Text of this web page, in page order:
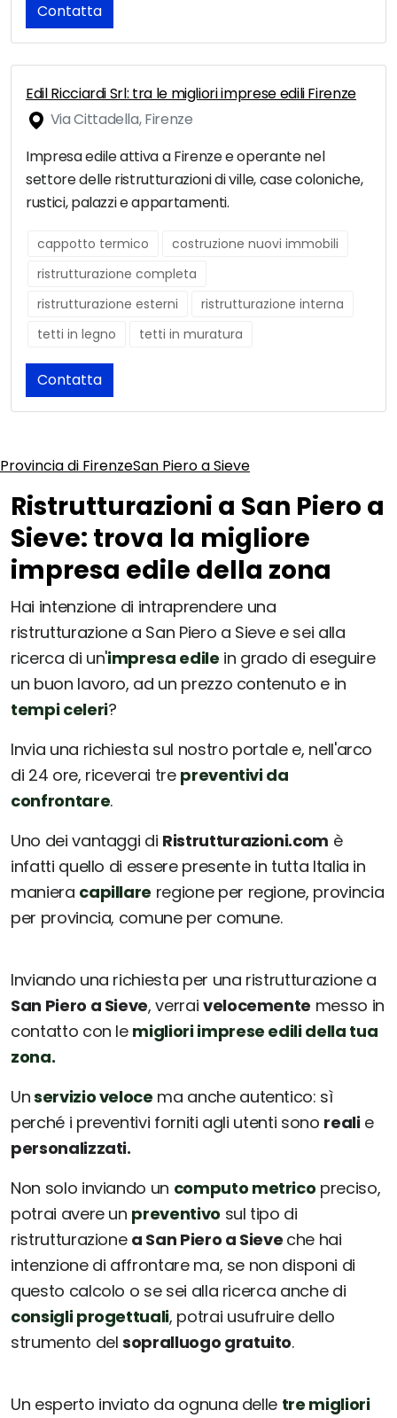
Contatta
Edil Ricciardi Srl: tra le migliori imprese edili Firenze
Via Cittadella, Firenze
Impresa edile attiva a Firenze e operante nel
settore delle ristrutturazioni di ville, case coloniche,
rustici, palazzi e appartamenti.
cappotto termico
costruzione nuovi immobili
ristrutturazione completa
ristrutturazione esterni
ristrutturazione interna
tetti in legno
tetti in muratura
Contatta
Provincia di FirenzeSan Piero a Sieve
Ristrutturazioni a San Piero a
Sieve: trova la migliore
impresa edile della zona
Hai intenzione di intraprendere una
ristrutturazione a San Piero a Sieve e sei alla
ricerca di un'impresa edile in grado di eseguire
un buon lavoro, ad un prezzo contenuto e in
tempi celeri?
Invia una richiesta sul nostro portale e, nell'arco
di 24 ore, riceverai tre preventivi da
confrontare.
Uno dei vantaggi di Ristrutturazioni.com è
infatti quello di essere presente in tutta Italia in
maniera capillare regione per regione, provincia
per provincia, comune per comune.
Inviando una richiesta per una ristrutturazione a
San Piero a Sieve, verrai velocemente messo in
contatto con le migliori imprese edili della tua
zona.
Unservizio veloce ma anche autentico: sì
perché i preventivi forniti agli utenti sono realie
personalizzati.
Non solo inviando un computo metrico preciso,
potrai avere un preventivo sul tipo di
ristrutturazione a San Piero a Sieve che hai
intenzione di affrontare ma, se non disponi di
questo calcolo o se sei alla ricerca anche di
consigli progettuali, potrai usufruire dello
strumento delsopralluogo gratuito.
Un esperto inviato da ognuna delle tre migliori